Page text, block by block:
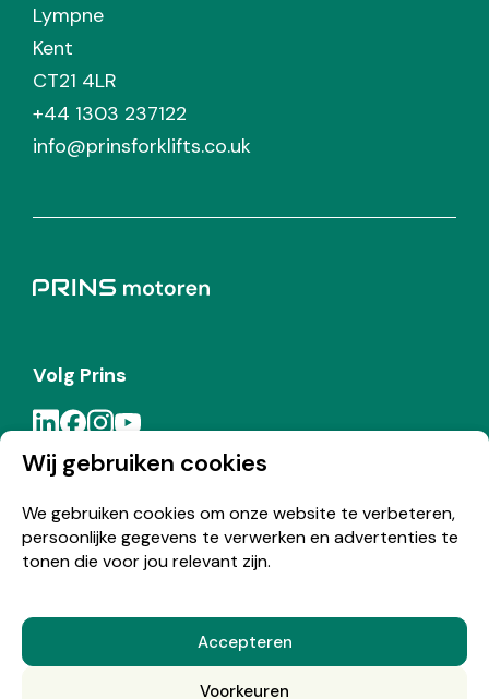
Wij gebruiken cookies
We gebruiken cookies om onze website te verbeteren,
persoonlijke gegevens te verwerken en advertenties te
tonen die voor jou relevant zijn.
Accepteren
Voorkeuren
Lympne
Kent
CT21 4LR
+44 1303 237122
info@prinsforklifts.co.uk
Volg Prins
Meld je aan voor de Prins nieuwsbrief
© Copyright 2026 Prins